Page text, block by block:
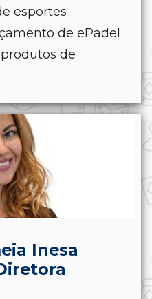
esportes
de ePadel
de
Inesa